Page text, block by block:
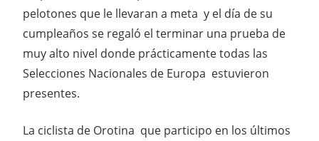
pelotones que le llevaran a meta y el día de su
cumpleaños se regaló el terminar una prueba de
muy alto nivel donde prácticamente todas las
Selecciones Nacionales de Europa estuvieron
presentes.
La ciclista de Orotina que participo en los últimos